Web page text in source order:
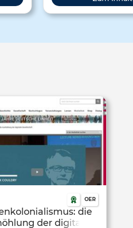
OER
die
der digitalen